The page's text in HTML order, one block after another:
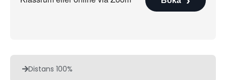
Distans 100%